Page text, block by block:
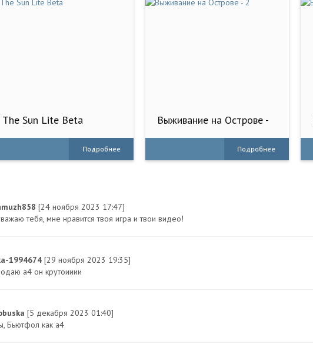
The Sun Lite Beta
Подробнее
Выживание на Острове -
Подробнее
[24 ноября 2023 17:47]
тебя, мне нравится твоя игра и твои видео!
1994674 [29 ноября 2023 19:35]
а4 он крутоииии
[5 декабря 2023 01:40]
Бьютфол как а4